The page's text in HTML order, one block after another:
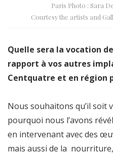
Paris Photo : Sara
Courtesy the artists and
Quelle sera la vocation
rapport à vos autres
Centquatre et en région
Nous souhaitons qu’il soit
pourquoi nous l’avons
en intervenant avec des
mais aussi de la